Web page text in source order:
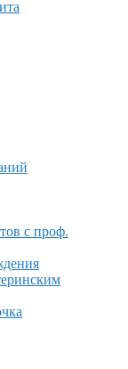
с проф.